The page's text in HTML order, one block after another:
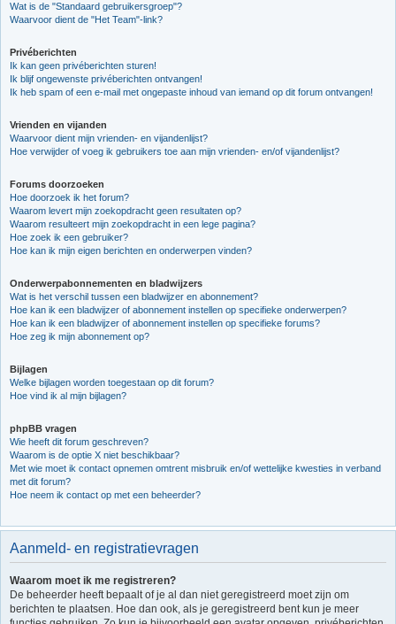
Wat is de "Standaard gebruikersgroep"?
Waarvoor dient de "Het Team"-link?
Privéberichten
Ik kan geen privéberichten sturen!
Ik blijf ongewenste privéberichten ontvangen!
Ik heb spam of een e-mail met ongepaste inhoud van iemand op dit forum ontvangen!
Vrienden en vijanden
Waarvoor dient mijn vrienden- en vijandenlijst?
Hoe verwijder of voeg ik gebruikers toe aan mijn vrienden- en/of vijandenlijst?
Forums doorzoeken
Hoe doorzoek ik het forum?
Waarom levert mijn zoekopdracht geen resultaten op?
Waarom resulteert mijn zoekopdracht in een lege pagina?
Hoe zoek ik een gebruiker?
Hoe kan ik mijn eigen berichten en onderwerpen vinden?
Onderwerpabonnementen en bladwijzers
Wat is het verschil tussen een bladwijzer en abonnement?
Hoe kan ik een bladwijzer of abonnement instellen op specifieke onderwerpen?
Hoe kan ik een bladwijzer of abonnement instellen op specifieke forums?
Hoe zeg ik mijn abonnement op?
Bijlagen
Welke bijlagen worden toegestaan op dit forum?
Hoe vind ik al mijn bijlagen?
phpBB vragen
Wie heeft dit forum geschreven?
Waarom is de optie X niet beschikbaar?
Met wie moet ik contact opnemen omtrent misbruik en/of wettelijke kwesties in verband
met dit forum?
Hoe neem ik contact op met een beheerder?
Aanmeld- en registratievragen
Waarom moet ik me registreren?
De beheerder heeft bepaalt of je al dan niet geregistreerd moet zijn om
berichten te plaatsen. Hoe dan ook, als je geregistreerd bent kun je meer